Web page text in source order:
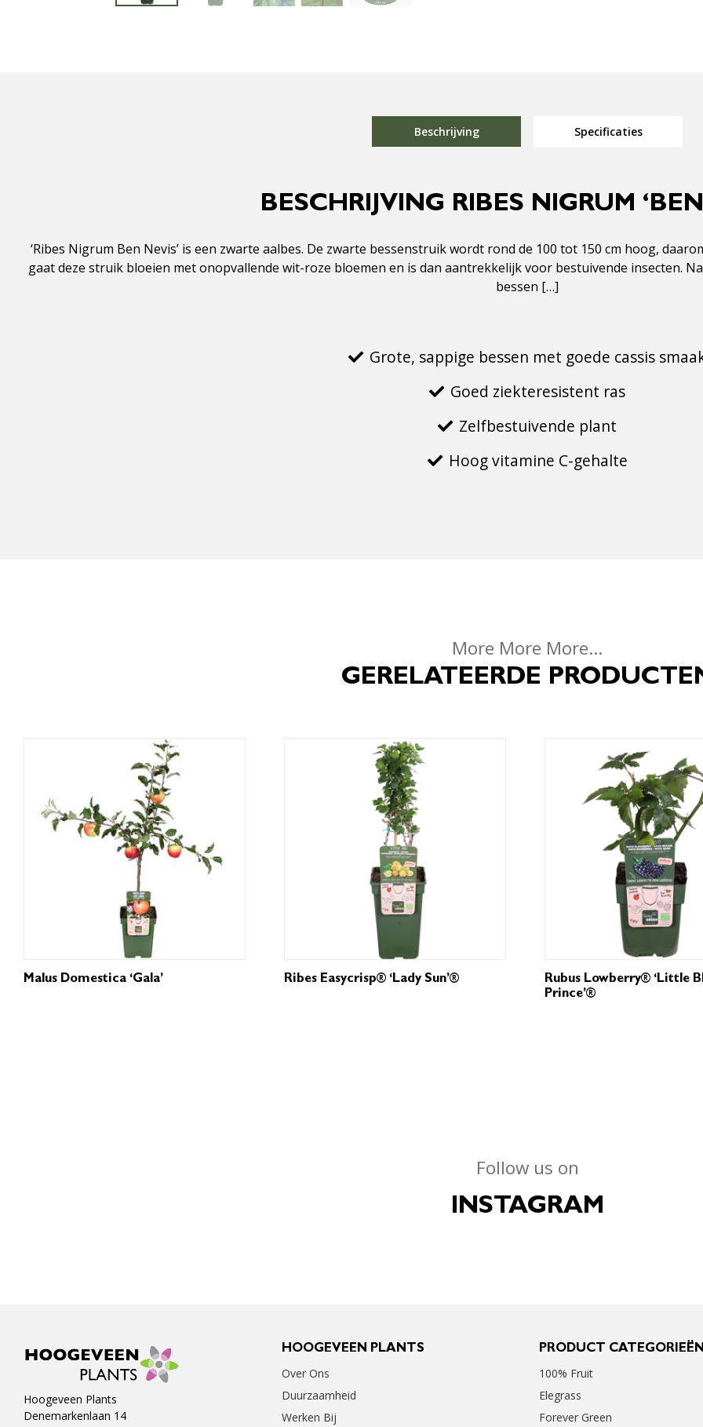
Beschrijving Specificaties
BESCHRIJVING RIBES NIGRUM
‘Ribes Nigrum Ben Nevis’ is een zwarte aalbes. De zwarte bessenstruik wordt rond de 100 tot 150 cm hoog,
gaat deze struik bloeien met onopvallende wit-roze bloemen en is dan aantrekkelijk voor bestuivende insecten.
bessen […]
Grote, sappige bessen met goede cassis
Goed ziekteresistent ras
Zelfbestuivende plant
Hoog vitamine C-gehalte
More More More...
GERELATEERDE
Malus Domestica ‘Gala’ Ribes Easycrisp® ‘Lady Sun’®
Rubus Lowberry® ‘Little
Prince’®
Follow us on
INSTAGRAM
Hoogeveen Plants
Denemarkenlaan 14
HOOGEVEEN PLANTS
Over Ons
Duurzaamheid
Werken Bij
PRODUCT
100% Fruit
Elegrass
Forever Green